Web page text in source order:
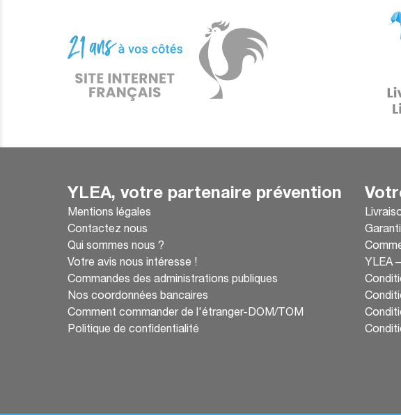
YLEA, votre partenaire prévention
Mentions légales
Contactez nous
Qui sommes nous ?
Votre avis nous intéresse !
Commandes des administrations publiques
Nos coordonnées bancaires
Comment commander de l'étranger-DOM/TOM
Politique de confidentialité
YLEA